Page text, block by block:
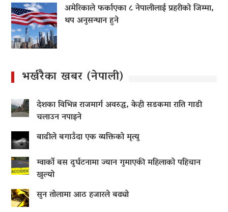
अमेरिकाले फर्काएका ८ नेपालीलाई प्रहरीको जिम्मा,
थप अनुसन्धान हुने
भर्खरैका खबर (नेपाली)
देशका विभिन्न राजमार्ग अवरुद्ध, केही सडकमा राति गाडी
चलाउन नपाइने
बाढीले बगाउँदा एक व्यक्तिको मृत्यु
ग्वार्को बस दुर्घटनामा ज्यान गुमाएकी महिलाको पहिचान
खुल्यो
सुन तोलामा आठ हजारले बढ्यो